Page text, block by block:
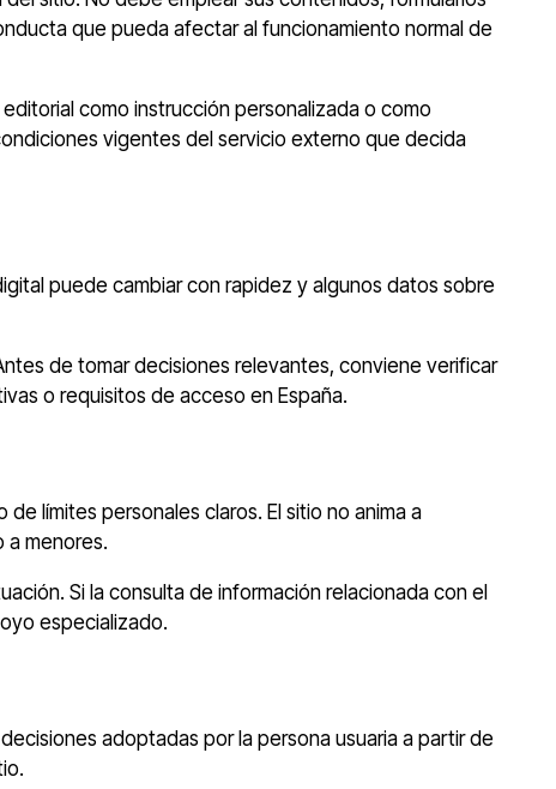
que pueda afectar al funcionamiento normal de
como instrucción personalizada o como
vigentes del servicio externo que decida
puede cambiar con rapidez y algunos datos sobre
de tomar decisiones relevantes, conviene verificar
o requisitos de acceso en España.
límites personales claros. El sitio no anima a
a menores.
Si la consulta de información relacionada con el
especializado.
adoptadas por la persona usuaria a partir de